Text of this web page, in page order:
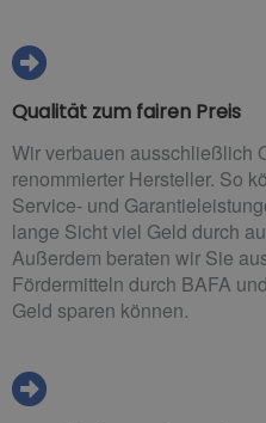
Qualität zum fairen Preis
Wir verbauen ausschließlich
renommierter Hersteller. So
Service- und
lange Sicht viel Geld durch
Außerdem beraten wir Sie
Fördermitteln durch BAFA
Geld sparen können.